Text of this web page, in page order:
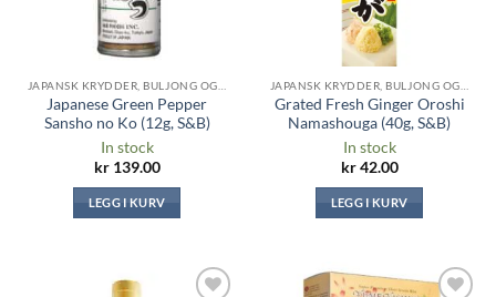
Japanese Green Pepper
Sansho no Ko (12g, S&B)
In stock
kr139.00
LEGG I KURV
Grated Fresh Ginger Oroshi
Namashouga (40g, S&B)
In stock
kr42.00
LEGG I KURV